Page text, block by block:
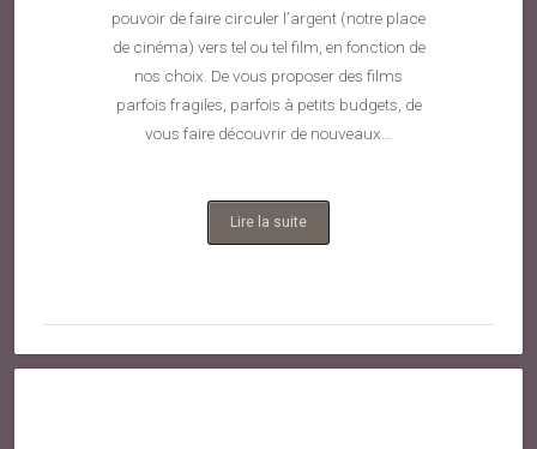
pouvoir de faire circuler l’argent (notre place
de cinéma) vers tel ou tel film, en fonction de
nos choix. De vous proposer des films
parfois fragiles, parfois à petits budgets, de
vous faire découvrir de nouveaux…
Lire la suite